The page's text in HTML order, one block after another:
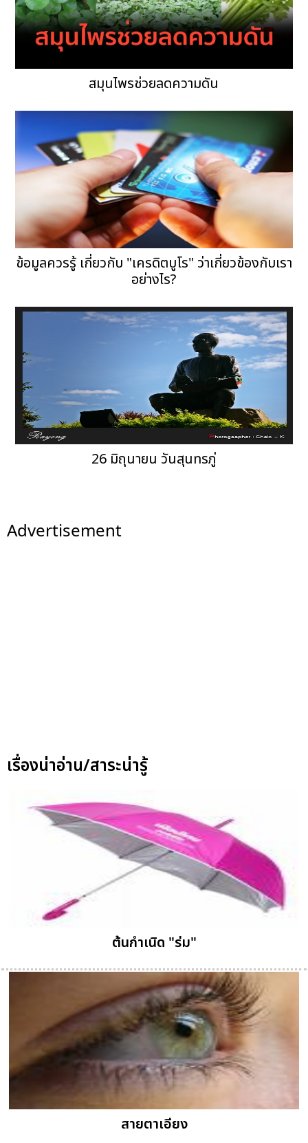
สมุนไพรช่วยลดความดัน
ข้อมูลควรรู้ เกี่ยวกับ "เครดิตบูโร" ว่าเกี่ยวข้องกับเรา
อย่างไร?
26 มิถุนายน วันสุนทรภู่
Advertisement
เรื่องน่าอ่าน/สาระน่ารู้
ต้นกำเนิด "ร่ม"
สายตาเอียง